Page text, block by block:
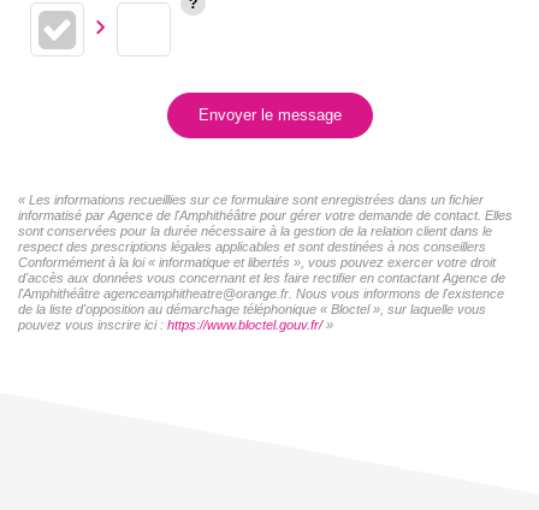
Envoyer le message
« Les informations recueillies sur ce formulaire sont enregistrées dans un fichier
informatisé par Agence de l'Amphithéâtre pour gérer votre demande de contact. Elles
sont conservées pour la durée nécessaire à la gestion de la relation client dans le
respect des prescriptions légales applicables et sont destinées à nos conseillers
Conformément à la loi « informatique et libertés », vous pouvez exercer votre droit
d'accès aux données vous concernant et les faire rectifier en contactant Agence de
l'Amphithéâtre agenceamphitheatre@orange.fr. Nous vous informons de l'existence
de la liste d'opposition au démarchage téléphonique « Bloctel », sur laquelle vous
pouvez vous inscrire ici : https://www.bloctel.gouv.fr/»